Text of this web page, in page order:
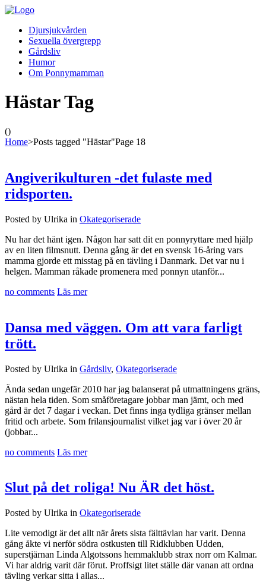
Djursjukvården
Sexuella övergrepp
Gårdsliv
Humor
Om Ponnymamman
Hästar Tag
()
Home>Posts tagged "Hästar"Page 18
Angiverikulturen -det fulaste med
ridsporten.
Posted by Ulrika in Okategoriserade
Nu har det hänt igen. Någon har satt dit en ponnyryttare med hjälp
av en liten filmsnutt. Denna gång är det en svensk 16-åring vars
mamma gjorde ett misstag på en tävling i Danmark. Det var nu i
helgen. Mamman råkade promenera med ponnyn utanför...
no comments Läs mer
Dansa med väggen. Om att vara farligt
trött.
Posted by Ulrika in Gårdsliv, Okategoriserade
Ända sedan ungefär 2010 har jag balanserat på utmattningens gräns,
nästan hela tiden. Som småföretagare jobbar man jämt, och med
gård är det 7 dagar i veckan. Det finns inga tydliga gränser mellan
fritid och arbete. Som frilansjournalist vilket jag var i över 20 år
(jobbar...
no comments Läs mer
Slut på det roliga! Nu ÄR det höst.
Posted by Ulrika in Okategoriserade
Lite vemodigt är det allt när årets sista fälttävlan har varit. Denna
gång åkte vi nerför södra ostkusten till Ridklubben Udden,
superstjärnan Linda Algotssons hemmaklubb strax norr om Kalmar.
Vi har aldrig varit där förut. Proffsigt litet ställe där vanan att ordna
tävling verkar sitta i allas...